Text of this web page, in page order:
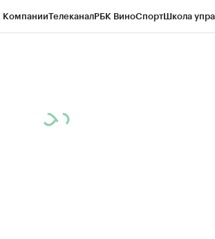
КомпанииТелеканалРБК ВиноСпортШкола